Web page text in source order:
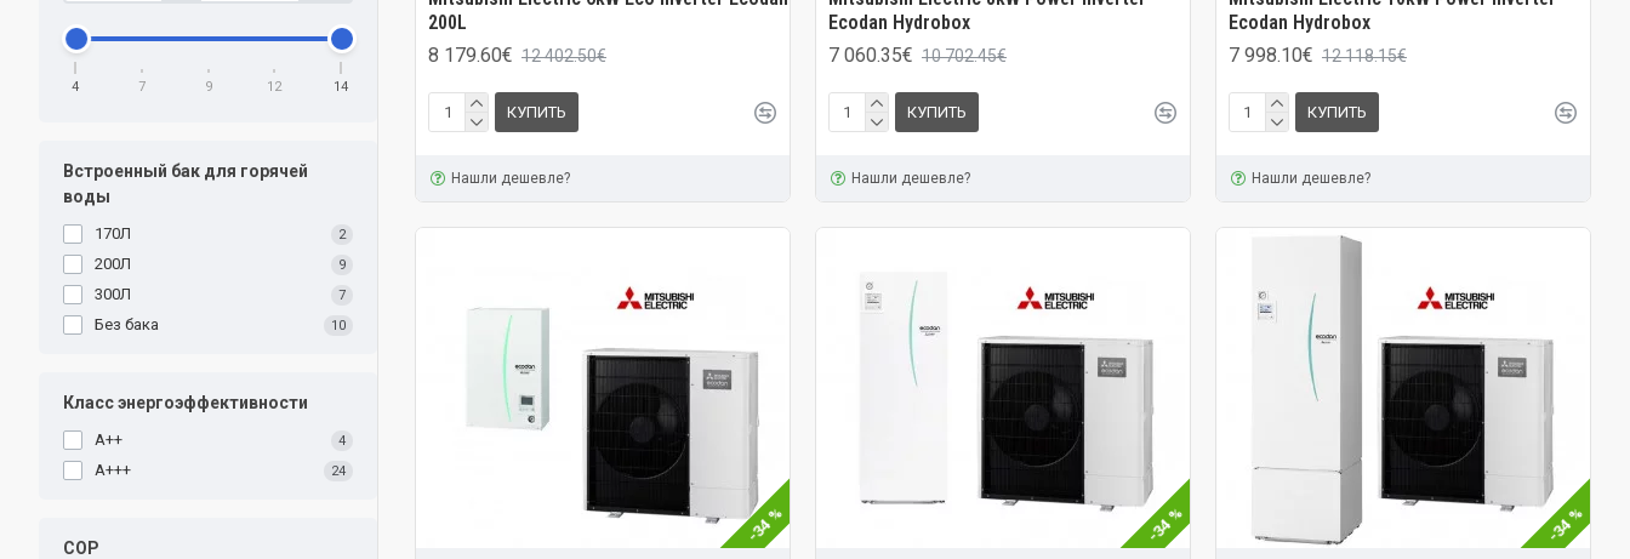
4 7 9 12 14
Встроенный бак для горячей
воды
170Л 2
200Л 9
300Л 7
Без бака 10
Класс энергоэффективности
A++ 4
A+++ 24
COP
200L
8 179.60€ 12 402.50€
КУПИТЬ
Нашли дешевле?
Ecodan Hydrobox
7 060.35€ 10 702.45€
КУПИТЬ
Нашли дешевле?
Ecodan Hydrobox
7 998.10€ 12 118.15€
КУПИТЬ
Нашли дешевле?
-34 % -34 % -34 %